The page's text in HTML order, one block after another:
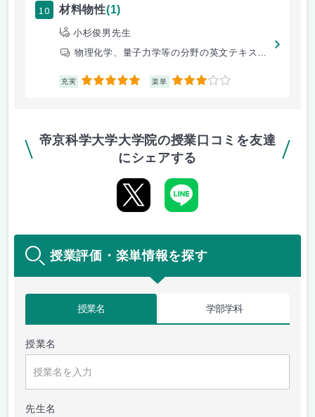
10 材料物性(1)
小杉俊男先生
物理化学、量子力学等の分野の英文テキストを翻訳して読み進めました。途中
充実 5 楽単 3
帝京科学大学大学院の授業口コミを友達
にシェアする
授業評価・楽単情報を探す
授業名 学部学科
授業名
先生名